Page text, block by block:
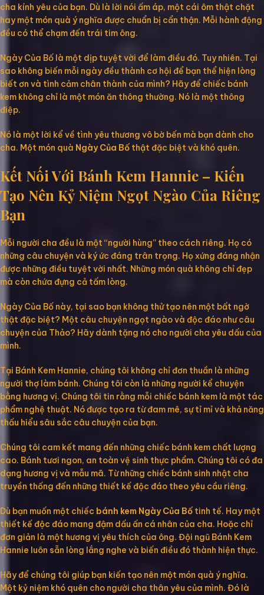
cha kính yêu của bạn. Dù là lời nói ấm áp, một cái ôm thật chặt
hay một món quà ý nghĩa được chuẩn bị cẩn thận. Mỗi hành động
đều có thể chạm đến trái tim ông.
Ngày Của Bố là một dịp tuyệt vời để làm điều đó. Tuy nhiên. Tại
sao không biến mỗi ngày đều thành cơ hội để bạn thể hiện lòng
biết ơn và tình cảm chân thành của mình? Hãy để chiếc bánh
kem không chỉ là một món ăn thông thường. Nó là một thông
điệp.
Nó là một lời kể về tình yêu thương vô bờ bến mà bạn dành cho
cha. Một món quà Ngày Của Bố thật đặc biệt và khó quên.
Kết Nối Với Bánh Kem Hannie – Kiến
Tạo Nên Kỷ Niệm Ngọt Ngào Của Riêng
Bạn
Mỗi người cha đều là một “người hùng” theo cách riêng. Họ có
những câu chuyện và ký ức đáng trân trọng. Họ xứng đáng nhận
được những điều tuyệt vời nhất. Những món quà không chỉ đẹp
mà còn chứa đựng cả tấm lòng.
Ngày Của Bố này, tại sao bạn không thử tạo nên một bất ngờ
thật đặc biệt? Một câu chuyện ngọt ngào và độc đáo như câu
chuyện của Thảo? Hãy dành tặng nó cho người cha yêu dấu của
mình.
Tại Bánh Kem Hannie, chúng tôi không chỉ đơn thuần là những
người thợ làm bánh. Chúng tôi còn là những người kể chuyện
bằng hương vị. Chúng tôi tin rằng mỗi chiếc bánh kem là một tác
phẩm nghệ thuật. Nó được tạo ra từ đam mê, sự tỉ mỉ và khả năng
thấu hiểu sâu sắc câu chuyện của bạn.
Chúng tôi cam kết mang đến những chiếc bánh kem chất lượng
cao. Bánh tươi ngon, an toàn vệ sinh thực phẩm. Chúng tôi có đa
dạng hương vị và mẫu mã. Từ những chiếc bánh sinh nhật cha
truyền thống đến những thiết kế độc đáo theo yêu cầu riêng.
Dù bạn muốn một chiếc bánh kem Ngày Của Bố tinh tế. Hay một
thiết kế độc đáo mang đậm dấu ấn cá nhân của cha. Hoặc chỉ
đơn giản là một hương vị yêu thích của ông. Đội ngũ Bánh Kem
Hannie luôn sẵn lòng lắng nghe và biến điều đó thành hiện thực.
Hãy để chúng tôi giúp bạn kiến tạo nên một món quà ý nghĩa.
Một kỷ niệm khó quên cho người cha thân yêu của mình. Đó là